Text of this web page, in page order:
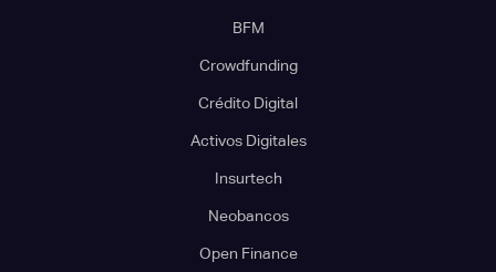
BFM
Crowdfunding
Crédito Digital
Activos Digitales
Insurtech
Neobancos
Open Finance